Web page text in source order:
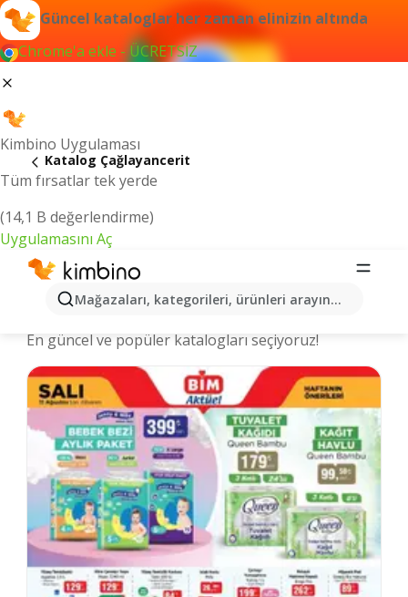
Güncel kataloglar her zaman elinizin altında
Chrome'a ekle - ÜCRETSİZ
Kimbino Uygulaması
Tüm fırsatlar tek yerde
(14,1 B değerlendirme)
Uygulamasını Aç
Mağazaları, kategorileri, ürünleri arayın...
Katalog Çağlayancerit
Çağlayancerit şehrinde kataloglar ve
En güncel ve popüler katalogları seçiyoruz!